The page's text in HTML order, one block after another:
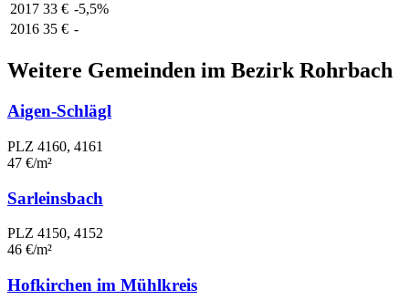
2017 33 € -5,5%
2016 35 € -
Weitere Gemeinden im Bezirk Rohrbach
Aigen-Schlägl
PLZ 4160, 4161
47 €/m²
Sarleinsbach
PLZ 4150, 4152
46 €/m²
Hofkirchen im Mühlkreis